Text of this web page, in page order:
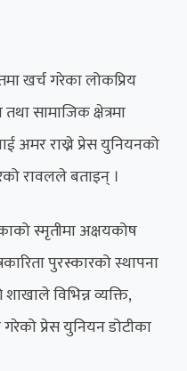
खर्च गरेका लोकप्रिय
सामाजिक क्षेत्रमा
अमर राख्ने प्रेस युनियनको
रावलले बताइन् ।
स्मृतीमा अक्षयकोष
पुरस्कारको स्थापना
विभिन्न व्यक्ति,
प्रेस युनियन डोटीका